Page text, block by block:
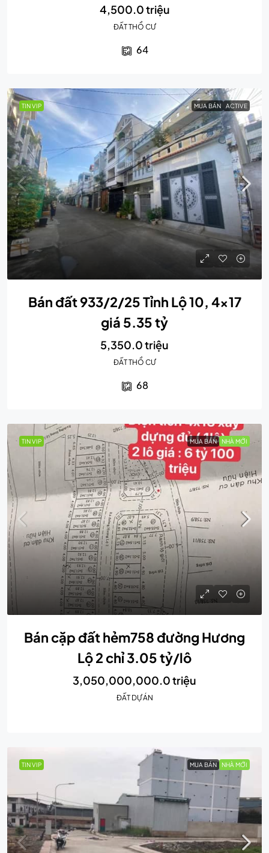
4,500.0 triệu
ĐẤT THỔ CƯ
64
TIN VIP MUA BÁN ACTIVE
Bán đất 933/2/25 Tỉnh Lộ 10, 4×17
giá 5.35 tỷ
5,350.0 triệu
ĐẤT THỔ CƯ
68
TIN VIP MUA BÁN NHÀ MỚI
Bán cặp đất hẻm758 đường Hương
Lộ 2 chỉ 3.05 tỷ/lô
3,050,000,000.0 triệu
ĐẤT DỰ ÁN
TIN VIP MUA BÁN NHÀ MỚI